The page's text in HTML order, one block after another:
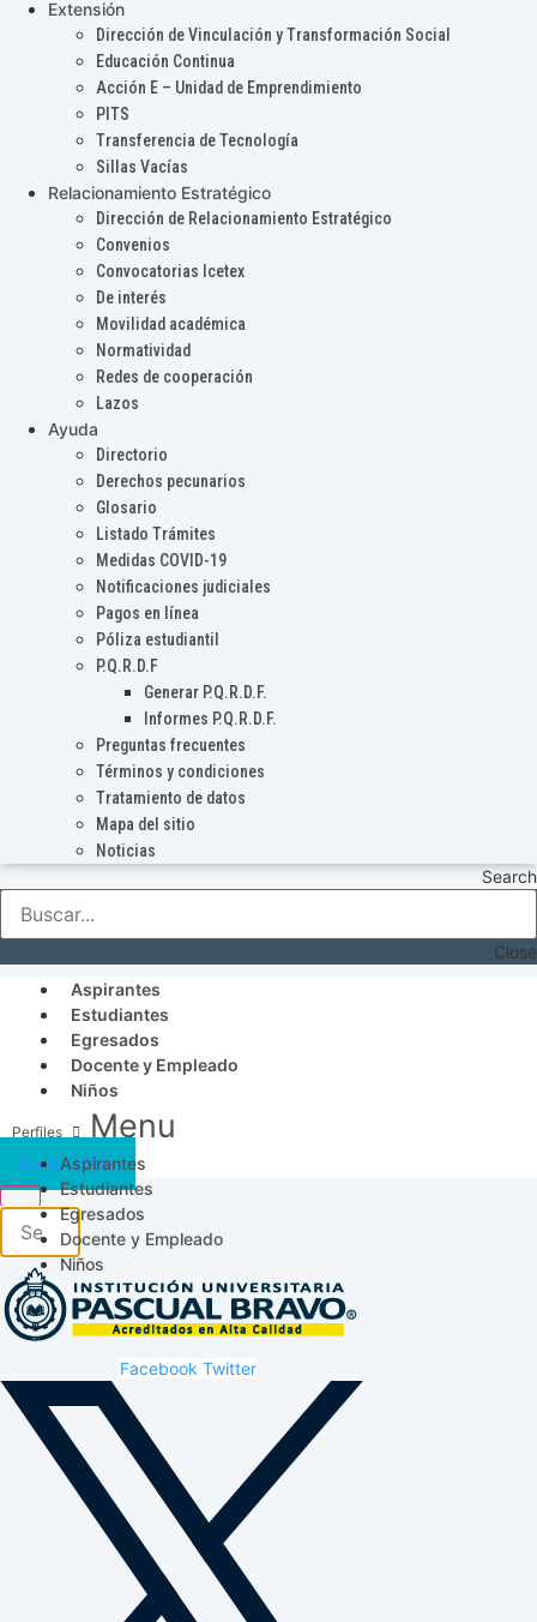
Extensión
Dirección de Vinculación y Transformación Social
Educación Continua
Acción E – Unidad de Emprendimiento
PITS
Transferencia de Tecnología
Sillas Vacías
Relacionamiento Estratégico
Dirección de Relacionamiento Estratégico
Convenios
Convocatorias Icetex
De interés
Movilidad académica
Normatividad
Redes de cooperación
Lazos
Ayuda
Directorio
Derechos pecunarios
Glosario
Listado Trámites
Medidas COVID-19
Notificaciones judiciales
Pagos en línea
Póliza estudiantil
P.Q.R.D.F
Generar P.Q.R.D.F.
Informes P.Q.R.D.F.
Preguntas frecuentes
Términos y condiciones
Tratamiento de datos
Mapa del sitio
Noticias
Search
Close
Aspirantes
Estudiantes
Egresados
Docente y Empleado
Niños
Menu
Aspirantes
Estudiantes
Egresados
Docente y Empleado
Niños
Acceso SICAU
Facebook Twitter